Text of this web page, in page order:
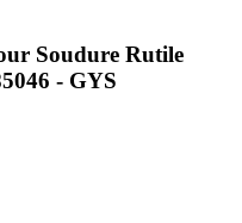
Soudure Rutile
- GYS